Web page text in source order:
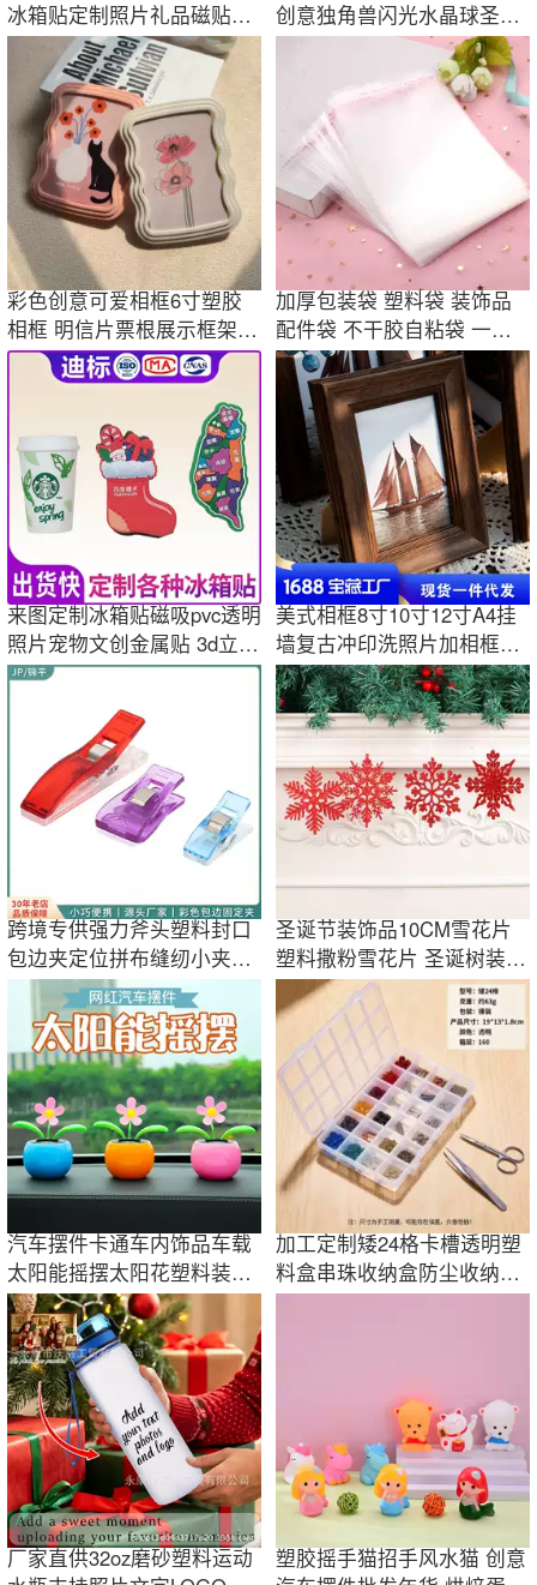
冰箱贴定制照片礼品磁贴定
做圆形长方形
创意独角兽闪光水晶球圣诞
礼物批发定制
彩色创意可爱相框6寸塑胶
相框 明信片票根展示框架桌
面装饰摆件
加厚包装袋 塑料袋 装饰品
配件袋 不干胶自粘袋 一包
100个
来图定制冰箱贴磁吸pvc透明
照片宠物文创金属贴 3d立体
仿真食物
美式相框8寸10寸12寸A4挂
墙复古冲印洗照片加相框摆
台塑料
跨境专供强力斧头塑料封口
包边夹定位拼布缝纫小夹子
照片夹子批发
圣诞节装饰品10CM雪花片
塑料撒粉雪花片 圣诞树装饰
镂空雪花挂件
汽车摆件卡通车内饰品车载
太阳能摇摆太阳花塑料装饰
品车上用品女
加工定制矮24格卡槽透明塑
料盒串珠收纳盒防尘收纳盒
子固定格盒
厂家直供32oz磨砂塑料运动
塑胶摇手猫招手风水猫 创意